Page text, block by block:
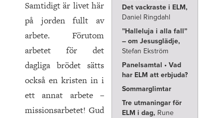
Det vackraste i ELM,
Daniel Ringdahl
”Halleluja i alla fall”
– om Jesusglädje,
Stefan Ekström
Panelsamtal • Vad
har ELM att erbjuda?
Sommarglimtar
Tre utmaningar för
ELM i dag, Rune
Samtidigt är livet här
på jorden fullt av
arbete. Förutom
arbetet för det
dagliga brödet sätts
också en kristen in i
ett annat arbete –
missionsarbetet! Gud